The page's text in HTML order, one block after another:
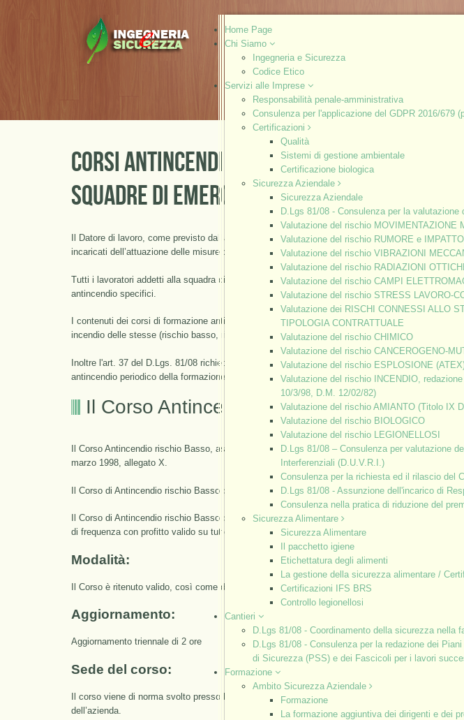
Home Page
Chi Siamo
Ingegneria e Sicurezza
Codice Etico
Servizi alle Imprese
Responsabilità penale-amministrativa
Consulenza per l'applicazione del GDPR 2016/679
Certificazioni
Qualità
Sistemi di gestione ambientale
Certificazione biologica
Sicurezza Aziendale
Sicurezza Aziendale
D.Lgs 81/08 - Consulenza per la
Valutazione del rischio MOVIMENTAZIONE
Valutazione del rischio RUMORE e
Valutazione del rischio VIBRAZIONI
Valutazione del rischio RADIAZIONI
Valutazione del rischio CAMPI
Valutazione del rischio STRESS LAVORO-
Valutazione dei RISCHI CONNESSI ALLO
TIPOLOGIA CONTRATTUALE
Valutazione del rischio CHIMICO
Valutazione del rischio CANCEROGENO-
Valutazione del rischio ESPLOSIONE
Valutazione del rischio INCENDIO,
10/3/98, D.M. 12/02/82)
Valutazione del rischio AMIANTO (Titolo IX
Valutazione del rischio BIOLOGICO
Valutazione del rischio LEGIONELLOSI
D.Lgs 81/08 – Consulenza per valutazione
Interferenziali (D.U.V.R.I.)
Consulenza per la richiesta ed il rilascio del
D.Lgs 81/08 - Assunzione dell'incarico di
Consulenza nella pratica di riduzione del
Sicurezza Alimentare
Sicurezza Alimentare
Il pacchetto igiene
Etichettatura degli alimenti
La gestione della sicurezza alimentare /
Certificazioni IFS BRS
Controllo legionellosi
Cantieri
D.Lgs 81/08 - Coordinamento della sicurezza nella
D.Lgs 81/08 - Consulenza per la redazione dei
di Sicurezza (PSS) e dei Fascicoli per i lavori
Formazione
Ambito Sicurezza Aziendale
Formazione
La formazione aggiuntiva dei dirigenti e dei
CORSI ANTINCENDIO DI FORMAZIONE E
SQUADRE DI EMERGENZA
Il Datore di lavoro, come previsto dall’art. 43 comma 1 lettera b) del D.Lgs. 81/08, è tenuto a
incaricati dell’attuazione delle misure di prevenzione incendi e gestione delle emergenze.
Tutti i lavoratori addetti alla squadra di emergenza antincendio devono ricevere una specifica
antincendio specifici.
I contenuti dei corsi di formazione antincendio devono essere correlati alla tipologia delle attività
incendio delle stesse (rischio basso, rischio medio o rischio elevato) e conformi al DM 10/03/98.
Inoltre l'art. 37 del D.Lgs. 81/08 richiede anche che ogni addetto alle squadre antincendio effettui
antincendio periodico della formazione.
Il Corso Antincendio rischio Basso - 4 ore
Il Corso Antincendio rischio Basso, assolve gli obblighi indicati nel D.lgs 81/08, T.U. Sicurezza
marzo 1998, allegato X.
Il Corso di Antincendio rischio Basso prevede unicamente una parte teorica in aula.
Il Corso di Antincendio rischio Basso prevede un esame finale di valutazione dell'apprendimento
di frequenza con profitto valido su tutto il territorio nazionale.
Modalità:
Il Corso è ritenuto valido, così come da normativa nazionale, con una frequenza pari o superiore
Aggiornamento:
Aggiornamento triennale di 2 ore
Sede del corso:
Il corso viene di norma svolto presso la sede aziendale secondo gli orari che meglio incontrano le
dell’azienda.